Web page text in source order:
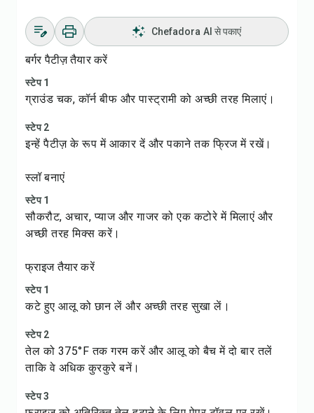
Chefadora AI से पकाएं
बर्गर पैटीज़ तैयार करें
स्टेप 1
ग्राउंड चक, कॉर्न बीफ और पास्ट्रामी को अच्छी तरह मिलाएं।
स्टेप 2
इन्हें पैटीज़ के रूप में आकार दें और पकाने तक फ्रिज में रखें।
स्लॉ बनाएं
स्टेप 1
सौकरौट, अचार, प्याज और गाजर को एक कटोरे में मिलाएं और
अच्छी तरह मिक्स करें।
फ्राइज तैयार करें
स्टेप 1
कटे हुए आलू को छान लें और अच्छी तरह सुखा लें।
स्टेप 2
तेल को 375°F तक गरम करें और आलू को बैच में दो बार तलें
ताकि वे अधिक कुरकुरे बनें।
स्टेप 3